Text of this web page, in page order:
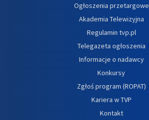
Ogłoszenia przetargowe
Akademia Telewizyjna
Regulamin tvp.pl
Telegazeta ogłoszenia
Informacje o nadawcy
Konkursy
Zgłoś program (ROPAT)
Kariera w TVP
Kontakt